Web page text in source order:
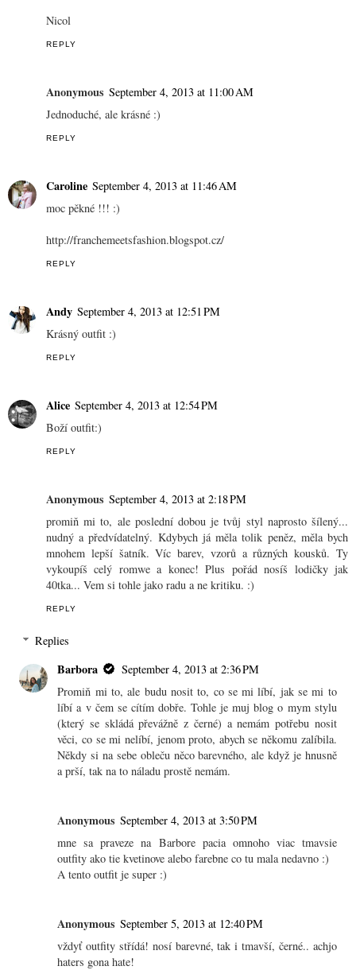
Nicol
REPLY
Anonymous September 4, 2013 at 11:00 AM
Jednoduché, ale krásné :)
REPLY
Caroline September 4, 2013 at 11:46 AM
moc pěkné !!! :)
http://franchemeetsfashion.blogspot.cz/
REPLY
Andy September 4, 2013 at 12:51 PM
Krásný outfit :)
REPLY
Alice September 4, 2013 at 12:54 PM
Boží outfit:)
REPLY
Anonymous September 4, 2013 at 2:18 PM
promiň mi to, ale poslední dobou je tvůj styl naprosto šílený...
nudný a předvídatelný. Kdybych já měla tolik peněz, měla bych
mnohem lepší šatník. Víc barev, vzorů a různých kousků. Ty
vykoupíš celý romwe a konec! Plus pořád nosíš lodičky jak
40tka... Vem si tohle jako radu a ne kritiku. :)
REPLY
Replies
Barbora
September 4, 2013 at 2:36 PM
Promiň mi to, ale budu nosit to, co se mi líbí, jak se mi to
líbí a v čem se cítím dobře. Tohle je muj blog o mym stylu
(který se skládá převážně z černé) a nemám potřebu nosit
věci, co se mi nelíbí, jenom proto, abych se někomu zalíbila.
Někdy si na sebe obleču něco barevného, ale když je hnusně
a prší, tak na to náladu prostě nemám.
Anonymous September 4, 2013 at 3:50 PM
mne sa praveze na Barbore pacia omnoho viac tmavsie
outfity ako tie kvetinove alebo farebne co tu mala nedavno :)
A tento outfit je super :)
Anonymous September 5, 2013 at 12:40 PM
vždyť outfity střídá! nosí barevné, tak i tmavší, černé.. achjo
haters gona hate!